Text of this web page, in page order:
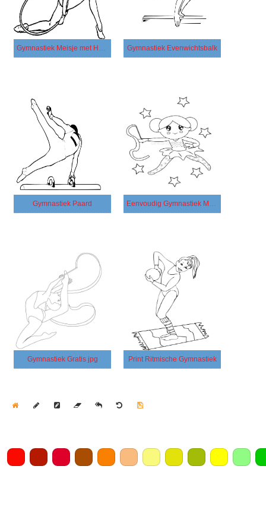
Gymnastiek Meisje met Hoepel Gymnastiek Evenwichtsbalk
Gymnastiek Paard Eenvoudig Gymnastiek Meisje
Gymnastiek Gratis jpg Print Ritmische Gymnastiek